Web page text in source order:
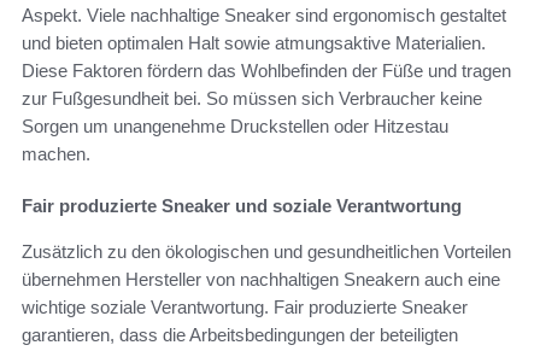
Aspekt. Viele nachhaltige Sneaker sind ergonomisch gestaltet
und bieten optimalen Halt sowie atmungsaktive Materialien.
Diese Faktoren fördern das Wohlbefinden der Füße und tragen
zur Fußgesundheit bei. So müssen sich Verbraucher keine
Sorgen um unangenehme Druckstellen oder Hitzestau
machen.
Fair produzierte Sneaker und soziale Verantwortung
Zusätzlich zu den ökologischen und gesundheitlichen Vorteilen
übernehmen Hersteller von nachhaltigen Sneakern auch eine
wichtige soziale Verantwortung. Fair produzierte Sneaker
garantieren, dass die Arbeitsbedingungen der beteiligten